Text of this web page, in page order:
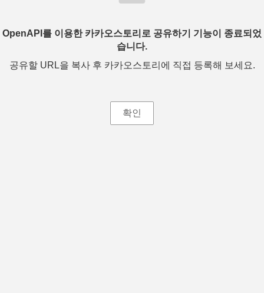
OpenAPI를 이용한 카카오스토리로 공유하기 기능이 종료되었
습니다.
공유할 URL을 복사 후 카카오스토리에 직접 등록해 보세요.
확인